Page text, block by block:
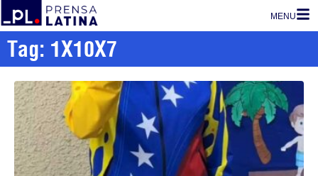
MENU
Tag: 1X10X7